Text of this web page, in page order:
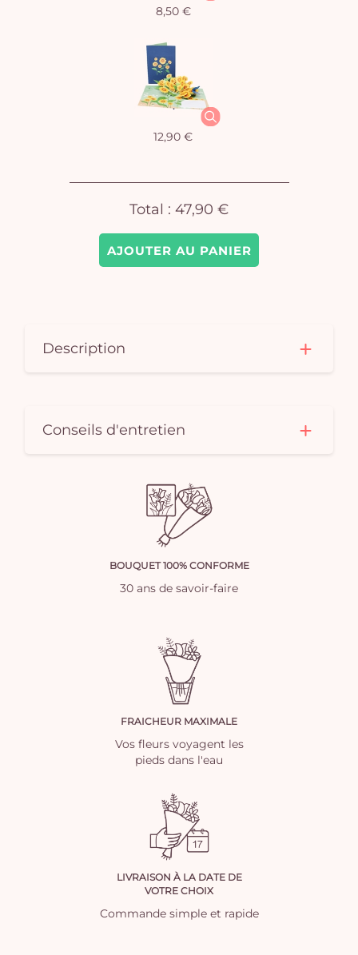
AJOUTER AU PANIER
8,50 €
12,90 €
Total : 47,90 €
Description
Conseils d'entretien
BOUQUET 100% CONFORME
30 ans de savoir-faire
FRAICHEUR MAXIMALE
Vos fleurs voyagent les
pieds dans l'eau
LIVRAISON À LA DATE DE
VOTRE CHOIX
Commande simple et rapide